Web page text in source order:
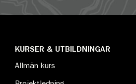
KURSER & UTBILDNINGAR
Allmän kurs